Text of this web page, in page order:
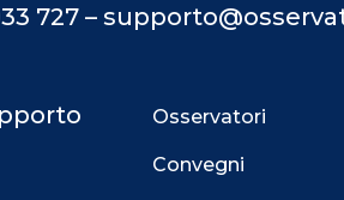
727 –
Osservatori
Convegni